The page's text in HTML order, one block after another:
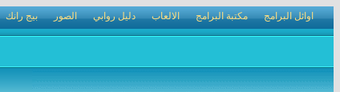
اوائل البرامج مكتبة البرامج الالعاب دليل روابي الصور بيج رانك